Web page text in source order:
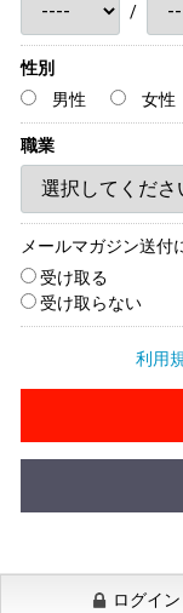
/
性別
男性
女性
職業
メールマガジン送付
受け取る
受け取らない
利用
ログイン